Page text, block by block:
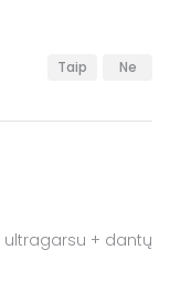
Taip Ne
ultragarsu + dantų